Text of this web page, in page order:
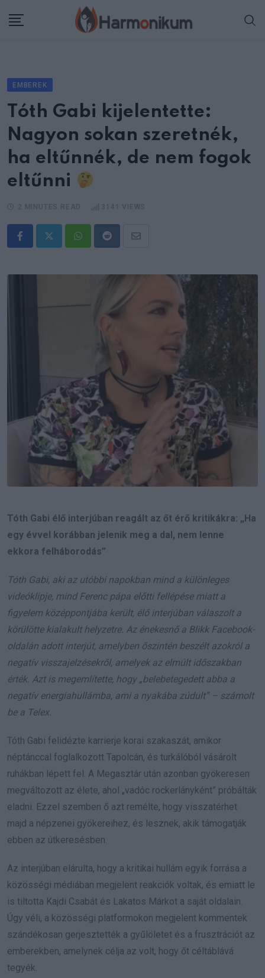
EMBEREK
Tóth Gabi kijelentette:
Nagyon sokan szeretnék,
ha eltűnnék, de nem fogok
eltűnni
WhatsappRedditShare
Email
Tóth Gabi élő interjúban reagált az őt érő kritikákra: „Ha
egy évvel korábban jelenik meg a dal, nem lenne
ekkora felháborodás”
Tóth Gabi, aki az utóbbi napokban mind a különleges
videóklipje, mind Ferenc pápa előtti fellépése miatt a
figyelem középpontjába került, élő interjúban válaszolt a
körülötte kialakult helyzetre. Az énekesnő a Blikk Facebook-
oldalán adott interjút, amelyben őszintén beszélt azokról a
negatív visszajelzésekről, amelyek az elmúlt időszakban
érték. Azt is megemlítette, hogy „belebetegedett abba a
negatív energiahullámba, ami a nyakába zúdult” – számolt
be a Telex.
Tóth Gabi felidézte karrierje korai szakaszát, amikor
néptánccal foglalkozott Tapolcán, és turkálóból vásárolt
ruhákban lépett fel. A Megasztár után azonban gyökeresen
megváltozott az élete, ahol „vadóc rockerlányként” próbálták
eladni. Ezzel szemben ő azt remélte, hogy visszatérhet
majd a népzenei gyökereihez, és lesznek, akik támogatják
ebben az útkeresésben.
Az interjúban elárulta, hogy a kritikai hullám egyik forrása a
közösségi médiában megjelent reakciók voltak, és emiatt le
is tiltotta Kajdi Csabát és Lakatos Márkot a saját oldalain.
Úgy véli, a közösségi platformokon megjelent kommentek
szándékosan gerjesztették a gyűlöletet és a frusztrációt az
emberekben, amelynek célja az volt, hogy őt céltáblává
tegyék.